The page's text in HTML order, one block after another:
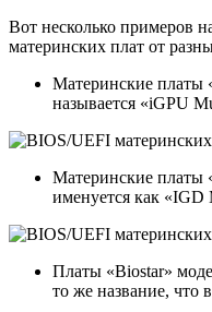
Вот несколько примеров
материнских плат от
Материнские платы
называется «iGPU
Материнские платы
именуется как
Платы «Biostar»
то же название, что